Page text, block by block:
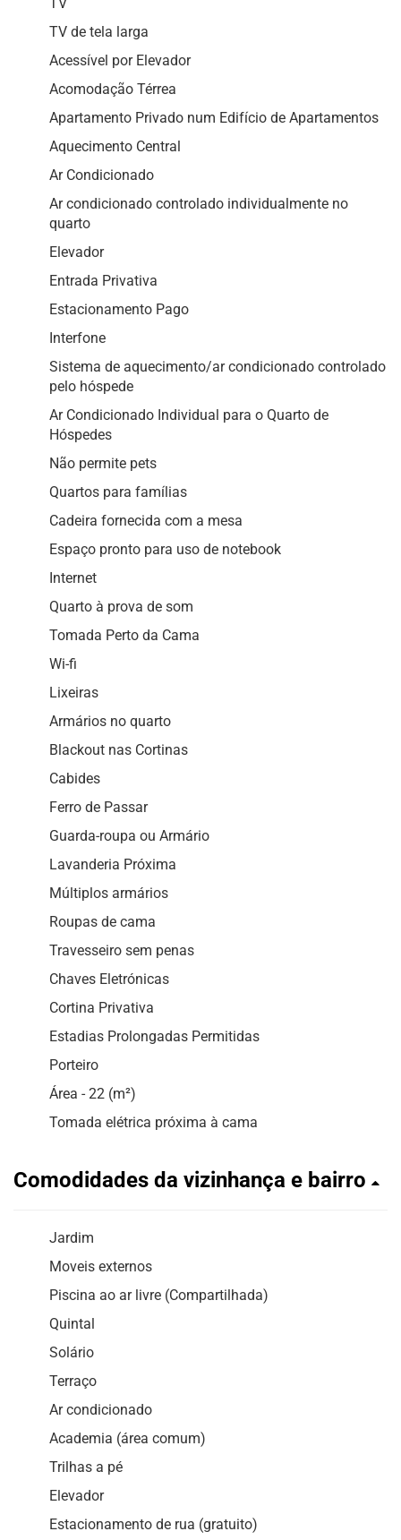
TV de tela larga
Acessível por Elevador
Acomodação Térrea
Apartamento Privado num Edifício de Apartamentos
Aquecimento Central
Ar Condicionado
Ar condicionado controlado individualmente no
quarto
Elevador
Entrada Privativa
Estacionamento Pago
Interfone
Sistema de aquecimento/ar condicionado controlado
pelo hóspede
Ar Condicionado Individual para o Quarto de
Hóspedes
Não permite pets
Quartos para famílias
Cadeira fornecida com a mesa
Espaço pronto para uso de notebook
Internet
Quarto à prova de som
Tomada Perto da Cama
Wi-fi
Lixeiras
Armários no quarto
Blackout nas Cortinas
Cabides
Ferro de Passar
Guarda-roupa ou Armário
Lavanderia Próxima
Múltiplos armários
Roupas de cama
Travesseiro sem penas
Chaves Eletrónicas
Cortina Privativa
Estadias Prolongadas Permitidas
Porteiro
Área - 22 (m²)
Tomada elétrica próxima à cama
Comodidades da vizinhança e bairro
Jardim
Moveis externos
Piscina ao ar livre (Compartilhada)
Quintal
Solário
Terraço
Ar condicionado
Academia (área comum)
Trilhas a pé
Elevador
Estacionamento de rua (gratuito)